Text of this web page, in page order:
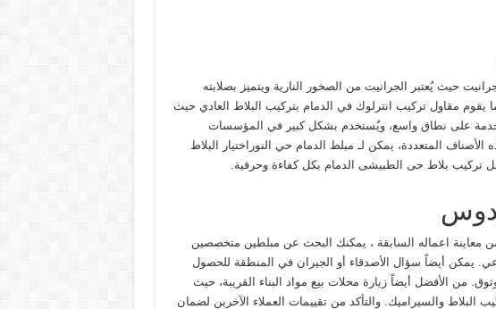
حيث يُعتبر الجرانيت من الصخور النارية ويتميز بصلابته
يقوم مقاول تركيب انترلوك في الدمام بتركيب البلاط العادي حيث
على نطاق واسع، ويُستخدم بشكل كبير في المؤسسات
الأصناف المتعددة، يمكن لـ مبلط الدمام حي النوراختيار البلاط
تركيب بلاط حى الطبيشى الدمام بكل كفاءة وحرفية.
معاينة اعماله السابقة ، يمكنك البحث عن مبلطين متخصصين
يمكن أيضاً سؤال الأصدقاء أو الجيران في المنطقة للحصول
من الأفضل أيضاً زيارة محلات بيع مواد البناء القريبة، حيث
والسيراميك. والتأكد من تقييمات العملاء الآخرين لضمان